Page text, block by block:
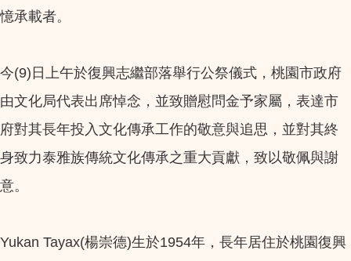
憶承載者。
今(9)日上午於復興志繼部落舉行公祭儀式，桃園市政府
由文化局代表出席悼念，並致贈慰問金予家屬，表達市
府對其長年投入文化傳承工作的敬意與追思，並對其終
身致力泰雅族傳統文化傳承之重大貢獻，致以敬佩與謝
意。
Yukan Tayax(楊崇德)生於1954年，長年居住於桃園復興